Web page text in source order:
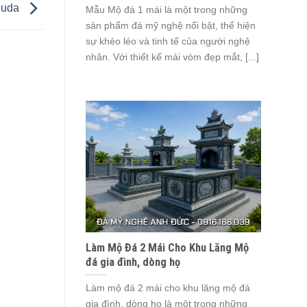
Mẫu Mộ đá 1 mái là một trong những
sản phẩm đá mỹ nghệ nổi bật, thể hiện
sự khéo léo và tinh tế của người nghệ
nhân. Với thiết kế mái vòm đẹp mắt, [...]
Làm Mộ Đá 2 Mái Cho Khu Lăng Mộ
đá gia đình, dòng họ
Làm mộ đá 2 mái cho khu lăng mộ đá
gia đình, dòng họ là một trong những